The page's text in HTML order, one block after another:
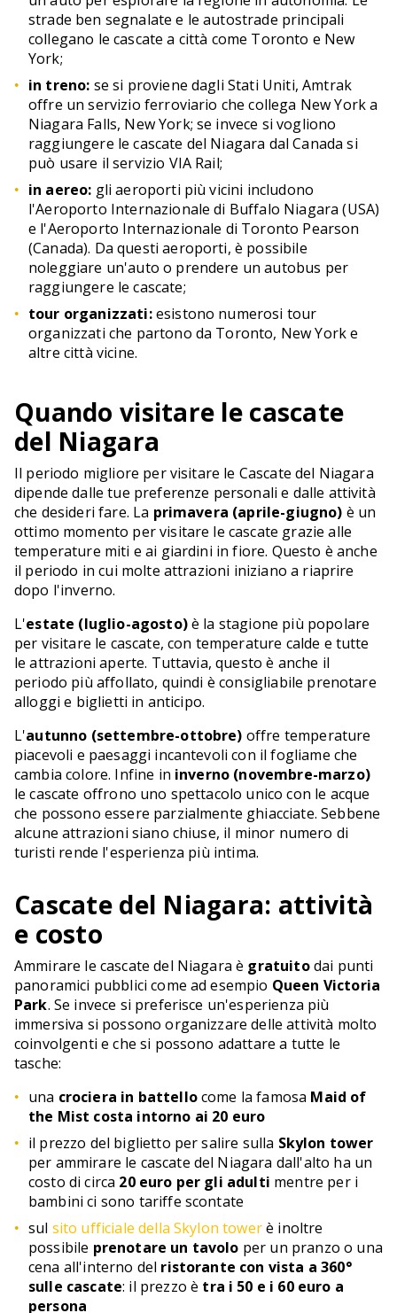
strade ben segnalate e le autostrade principali
collegano le cascate a città come Toronto e New
York;
in treno: se si proviene dagli Stati Uniti, Amtrak
offre un servizio ferroviario che collega New York a
Niagara Falls, New York; se invece si vogliono
raggiungere le cascate del Niagara dal Canada si
può usare il servizio VIA Rail;
in aereo: gli aeroporti più vicini includono
l'Aeroporto Internazionale di Buffalo Niagara (USA)
e l'Aeroporto Internazionale di Toronto Pearson
(Canada). Da questi aeroporti, è possibile
noleggiare un'auto o prendere un autobus per
raggiungere le cascate;
tour organizzati:esistono numerosi tour
organizzati che partono da Toronto, New York e
altre città vicine.
Quando visitare le cascate
del Niagara
Il periodo migliore per visitare le Cascate del Niagara
dipende dalle tue preferenze personali e dalle attività
che desideri fare. La primavera (aprile-giugno) è un
ottimo momento per visitare le cascate grazie alle
temperature miti e ai giardini in fiore. Questo è anche
il periodo in cui molte attrazioni iniziano a riaprire
dopo l'inverno.
L'estate (luglio-agosto)è la stagione più popolare
per visitare le cascate, con temperature calde e tutte
le attrazioni aperte. Tuttavia, questo è anche il
periodo più affollato, quindi è consigliabile prenotare
alloggi e biglietti in anticipo.
L'autunno (settembre-ottobre) offre temperature
piacevoli e paesaggi incantevoli con il fogliame che
cambia colore. Infine in inverno (novembre-marzo)
le cascate offrono uno spettacolo unico con le acque
che possono essere parzialmente ghiacciate. Sebbene
alcune attrazioni siano chiuse, il minor numero di
turisti rende l'esperienza più intima.
Cascate del Niagara: attività
e costo
Ammirare le cascate del Niagara è gratuitodai punti
panoramici pubblici come ad esempio Queen Victoria
Park. Se invece si preferisce un'esperienza più
immersiva si possono organizzare delle attività molto
coinvolgenti e che si possono adattare a tutte le
tasche:
una crociera in battellocome la famosa Maid of
the Mist costa intorno ai 20 euro
il prezzo del biglietto per salire sulla Skylon tower
per ammirare le cascate del Niagara dall'alto ha un
costo di circa 20 euro per gli adulti mentre per i
bambini ci sono tariffe scontate
sul sito ufficiale della Skylon towerè inoltre
possibile prenotare un tavolo per un pranzo o una
cena all'interno del ristorante con vista a 360°
sulle cascate: il prezzo è tra i 50 e i 60 euro a
persona